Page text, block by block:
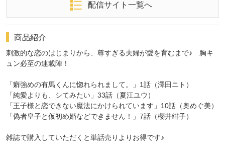
配信サイト一覧へ
商品紹介
刺激的な恋のはじまりから、尊すぎる夫婦が愛を育むまで♪ 胸キ
ュン必至の連載陣！
「癖強めの有馬くんに惚れられまして。」1話（澤田ニト）
「純愛よりも、シてみたい」33話（夏江ユウ）
「王子様と恋できない魔法にかけられています」10話（奥めぐ美）
「偽者皇子と仮初め婚などできません！」7話（櫻井緋子）
雑誌で購入していただくと単話売りよりお得です♪